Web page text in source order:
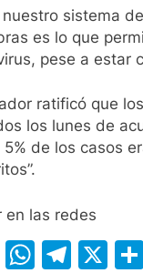
nuestro sistema
es lo que
pese a estar
ratificó que
los lunes de
5% de los casos
en las redes
Email X